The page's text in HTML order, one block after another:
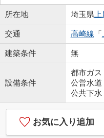
所在地 埼玉県
交通 高崎線 「
建築条件 無
設備条件
都市ガス
公営水道
公共下水
お気に入り追加